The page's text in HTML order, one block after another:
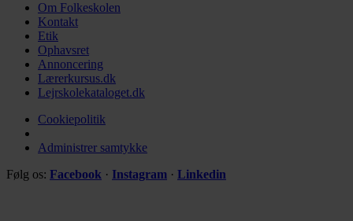
Om Folkeskolen
Kontakt
Etik
Ophavsret
Annoncering
Lærerkursus.dk
Lejrskolekataloget.dk
Cookiepolitik
Administrer samtykke
Følg os: Facebook · Instagram · Linkedin